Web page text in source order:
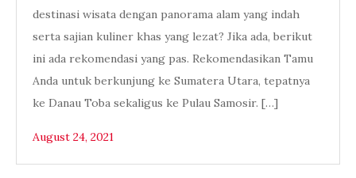
destinasi wisata dengan panorama alam yang indah
serta sajian kuliner khas yang lezat? Jika ada, berikut
ini ada rekomendasi yang pas. Rekomendasikan Tamu
Anda untuk berkunjung ke Sumatera Utara, tepatnya
ke Danau Toba sekaligus ke Pulau Samosir. […]
August 24, 2021